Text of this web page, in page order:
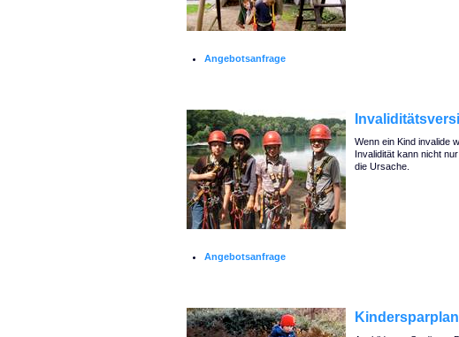
Angebotsanfrage
Wenn ein Kind invalide
Invalidität kann nicht
die Ursache.
Angebotsanfrage
Kindersparplan